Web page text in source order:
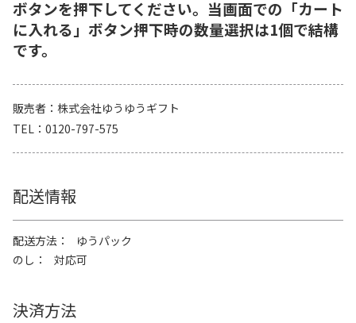
ボタンを押下してください。当画面での「カート
に入れる」ボタン押下時の数量選択は1個で結構
です。
販売者
株式会社ゆうゆうギフト
TEL
0120-797-575
配送情報
配送方法
ゆうパック
のし
対応可
決済方法